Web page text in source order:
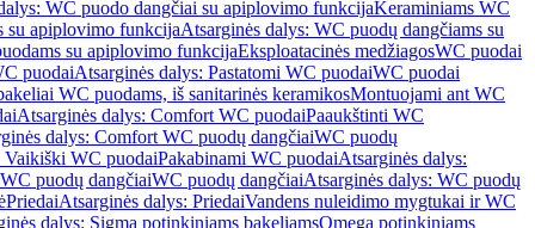
WC puodo dangčiai su apiplovimo funkcijaKeraminiams WC
su apiplovimo funkcijaAtsarginės dalys: WC puodų dangčiams su
su apiplovimo funkcijaEksploatacinės medžiagosWC puodai
puodaiAtsarginės dalys: Pastatomi WC puodaiWC puodai
WC puodams, iš sanitarinės keramikosMontuojami ant WC
Atsarginės dalys: Comfort WC puodaiPaaukštinti WC
dalys: Comfort WC puodų dangčiaiWC puodų
Vaikiški WC puodaiPakabinami WC puodaiAtsarginės dalys:
puodų dangčiaiWC puodų dangčiaiAtsarginės dalys: WC puodų
PriedaiAtsarginės dalys: PriedaiVandens nuleidimo mygtukai ir WC
dalys: Sigma potinkiniams bakeliamsOmega potinkiniams